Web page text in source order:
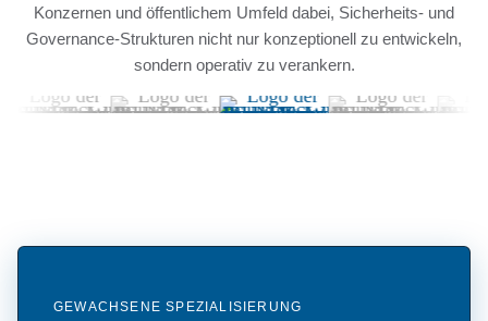
Konzernen und öffentlichem Umfeld dabei, Sicherheits- und
Governance-Strukturen nicht nur konzeptionell zu entwickeln,
sondern operativ zu verankern.
GEWACHSENE SPEZIALISIERUNG